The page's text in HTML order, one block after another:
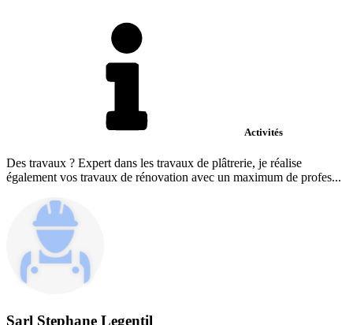
Activités
Des travaux ? Expert dans les travaux de plâtrerie, je réalise
également vos travaux de rénovation avec un maximum de profes...
Sarl Stephane Legentil